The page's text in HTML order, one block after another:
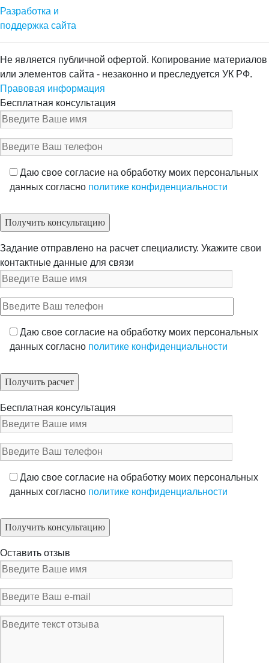
Разработка и
поддержка сайта
Не является публичной офертой. Копирование материалов
или элементов сайта - незаконно и преследуется УК РФ.
Правовая информация
Бесплатная консультация
Даю свое согласие на обработку моих персональных
данных согласно политике конфиденциальности
Задание отправлено на расчет специалисту. Укажите свои
контактные данные для связи
Даю свое согласие на обработку моих персональных
данных согласно политике конфиденциальности
Бесплатная консультация
Даю свое согласие на обработку моих персональных
данных согласно политике конфиденциальности
Оставить отзыв